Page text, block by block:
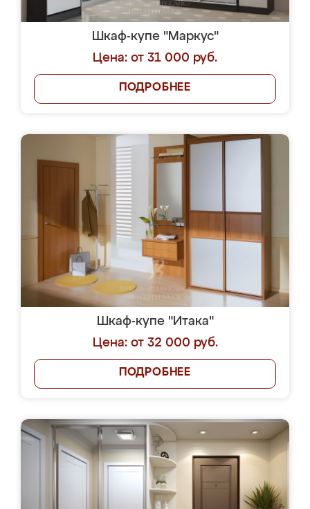
Шкаф-купе "Маркус"
Цена: от 31 000 руб.
ПОДРОБНЕЕ
Шкаф-купе "Итака"
Цена: от 32 000 руб.
ПОДРОБНЕЕ